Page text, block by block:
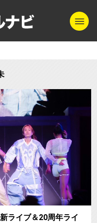
テレ朝チャンネ
ライブ＆20周年ライ